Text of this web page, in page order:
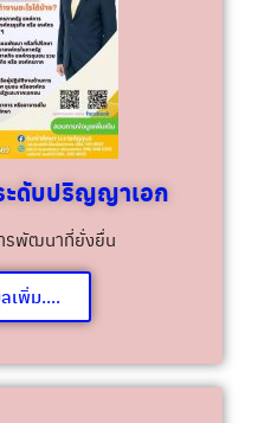
ดับปริญญาเอก
รพัฒนาที่ยั่งยื่น
เพิ่ม....